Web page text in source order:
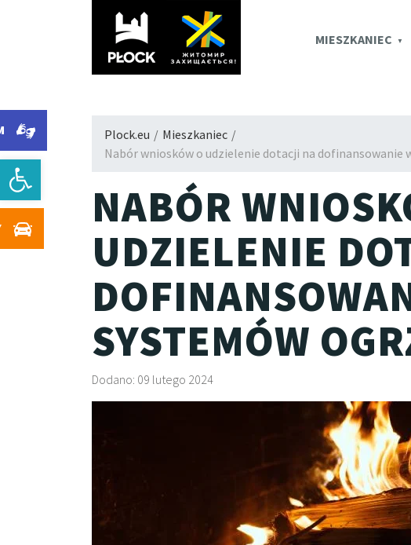
Otwórz pasek narzędzi
MIESZKANIEC
Plock.eu / Mieszkaniec /
Nabór wniosków o udzielenie dotacji na dofinansowanie
NABÓR
UDZIELENIE
SYSTEMÓW
Dodano: 09 lutego 2024